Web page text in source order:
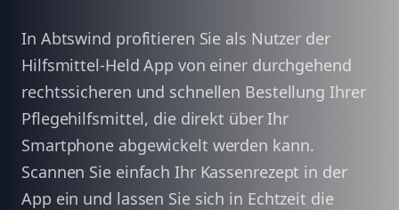
In Abtswind profitieren Sie als Nutzer der
Hilfsmittel-Held App von einer durchgehend
rechtssicheren und schnellen Bestellung Ihrer
Pflegehilfsmittel, die direkt über Ihr
Smartphone abgewickelt werden kann.
Scannen Sie einfach Ihr Kassenrezept in der
App ein und lassen Sie sich in Echtzeit die